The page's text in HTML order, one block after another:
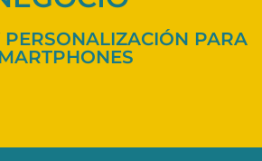
PERSONALIZACIÓN PARA